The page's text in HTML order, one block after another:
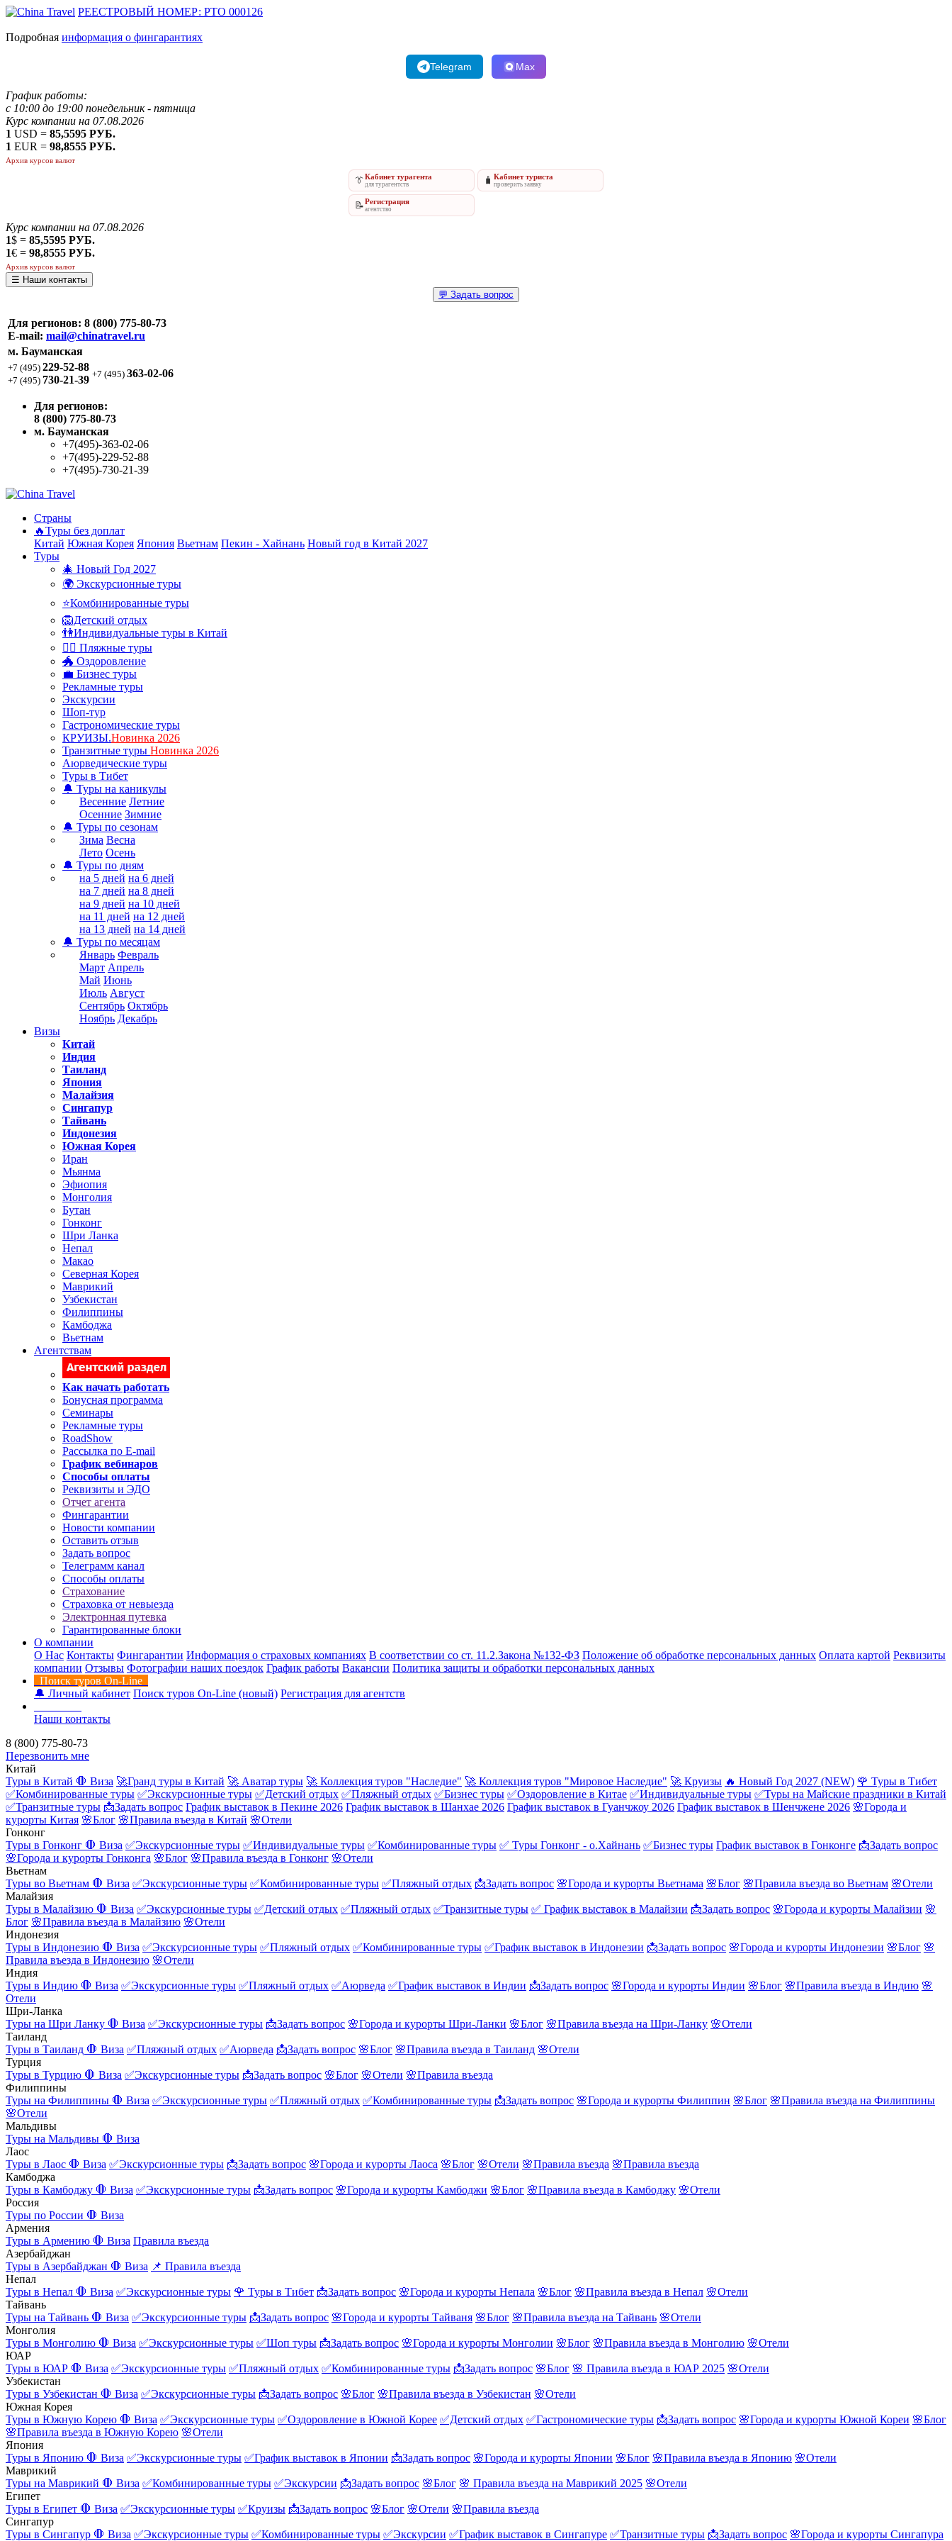
РЕЕСТРОВЫЙ НОМЕР: РТО 000126
Подробная информация о фингарантиях
Telegram Max
График работы:
с 10:00 до 19:00 понедельник - пятница
Курс компании на 07.08.2026
1 USD = 85,5595 РУБ.
1 EUR = 98,8555 РУБ.
Архив курсов валют
👔Кабинет турагента
для турагентств 🧳 Кабинет туриста
проверить заявку
📝Регистрация
агентство
Курс компании на 07.08.2026
1$ = 85,5595 РУБ.
1€ = 98,8555 РУБ.
Архив курсов валют
☰ Наши контакты
💬 Задать вопрос
Для регионов: 8 (800) 775-80-73
E-mail: mail@chinatravel.ru
м. Бауманская
+7 (495) 229-52-88
+7 (495) 730-21-39 +7 (495) 363-02-06
Для регионов:
8 (800) 775-80-73
м. Бауманская
+7(495)-363-02-06
+7(495)-229-52-88
+7(495)-730-21-39
Страны
🔥Туры без доплат
Китай Южная Корея Япония Вьетнам Пекин - Хайнань Новый год в Китай 2027
Туры
🎄 Новый Год 2027
🌍 Экскурсионные туры
⭐Комбинированные туры
🦁Детский отдых
👫Индивидуальные туры в Китай
🏊‍♂ Пляжные туры
🐲 Оздоровление
💼 Бизнес туры
Рекламные туры
Экскурсии
Шоп-тур
Гастрономические туры
КРУИЗЫ.Новинка 2026
Транзитные туры Новинка 2026
Аюрведические туры
Туры в Тибет
🔔 Туры на каникулы
Весенние Летние
Осенние Зимние
🔔 Туры по сезонам
Зима Весна
Лето Осень
🔔 Туры по дням
на 5 дней на 6 дней
на 7 дней на 8 дней
на 9 дней на 10 дней
на 11 дней на 12 дней
на 13 дней на 14 дней
🔔 Туры по месяцам
Январь Февраль
Март Апрель
Май Июнь
Июль Август
Сентябрь Октябрь
Ноябрь Декабрь
Визы
Китай
Индия
Таиланд
Япония
Малайзия
Сингапур
Тайвань
Индонезия
Южная Корея
Иран
Мьянма
Эфиопия
Монголия
Бутан
Гонконг
Шри Ланка
Непал
Макао
Северная Корея
Маврикий
Узбекистан
Филиппины
Камбоджа
Вьетнам
Агентствам
Как начать работать
Бонусная программа
Семинары
Рекламные туры
RoadShow
Рассылка по E-mail
График вебинаров
Способы оплаты
Реквизиты и ЭДО
Отчет агента
Фингарантии
Новости компании
Оставить отзыв
Задать вопрос
Телеграмм канал
Способы оплаты
Страхование
Страховка от невыезда
Электронная путевка
Гарантированные блоки
О компании
О Нас Контакты Фингарантии Информация о страховых компаниях В соответствии со ст. 11.2.Закона №132-ФЗ Положение об обработке персональных данных Оплата картой Реквизиты
компании Отзывы Фотографии наших поездок График работы Вакансии Политика защиты и обработки персональных данных
Поиск туров On-Line
🔔 Личный кабинет Поиск туров On-Line (новый) Регистрация для агентств
Наши контакты
8 (800) 775-80-73
Перезвонить мне
Китай
Туры в Китай 🛑 Виза 🚀Гранд туры в Китай 🚀 Аватар туры 🚀 Коллекция туров "Наследие" 🚀 Коллекция туров "Мировое Наследие" 🚀 Круизы 🔥 Новый Год 2027 (NEW) 🌹 Туры в Тибет
✅Комбинированные туры ✅Экскурсионные туры ✅Детский отдых ✅Пляжный отдых ✅Бизнес туры ✅Оздоровление в Китае ✅Индивидуальные туры ✅Туры на Майские праздники в Китай
✅Транзитные туры 📩Задать вопрос График выставок в Пекине 2026 График выставок в Шанхае 2026 График выставок в Гуанчжоу 2026 График выставок в Шенчжене 2026 🌸Города и
курорты Китая 🌸Блог 🌸Правила въезда в Китай 🌸Отели
Гонконг
Туры в Гонконг 🛑 Виза ✅Экскурсионные туры ✅Индивидуальные туры ✅Комбинированные туры ✅ Туры Гонконг - о.Хайнань ✅Бизнес туры График выставок в Гонконге 📩Задать вопрос
🌸Города и курорты Гонконга 🌸Блог 🌸Правила въезда в Гонконг 🌸Отели
Вьетнам
Туры во Вьетнам 🛑 Виза ✅Экскурсионные туры ✅Комбинированные туры ✅Пляжный отдых 📩Задать вопрос 🌸Города и курорты Вьетнама 🌸Блог 🌸Правила въезда во Вьетнам 🌸Отели
Малайзия
Туры в Малайзию 🛑 Виза ✅Экскурсионные туры ✅Детский отдых ✅Пляжный отдых ✅Транзитные туры ✅ График выставок в Малайзии 📩Задать вопрос 🌸Города и курорты Малайзии 🌸
Блог 🌸Правила въезда в Малайзию 🌸Отели
Индонезия
Туры в Индонезию 🛑 Виза ✅Экскурсионные туры ✅Пляжный отдых ✅Комбинированные туры ✅График выставок в Индонезии 📩Задать вопрос 🌸Города и курорты Индонезии 🌸Блог 🌸
Правила въезда в Индонезию 🌸Отели
Индия
Туры в Индию 🛑 Виза ✅Экскурсионные туры ✅Пляжный отдых ✅Аюрведа ✅График выставок в Индии 📩Задать вопрос 🌸Города и курорты Индии 🌸Блог 🌸Правила въезда в Индию 🌸
Отели
Шри-Ланка
Туры на Шри Ланку 🛑 Виза ✅Экскурсионные туры 📩Задать вопрос 🌸Города и курорты Шри-Ланки 🌸Блог 🌸Правила въезда на Шри-Ланку 🌸Отели
Таиланд
Туры в Таиланд 🛑 Виза ✅Пляжный отдых ✅Аюрведа 📩Задать вопрос 🌸Блог 🌸Правила въезда в Таиланд 🌸Отели
Турция
Туры в Турцию 🛑 Виза ✅Экскурсионные туры 📩Задать вопрос 🌸Блог 🌸Отели 🌸Правила въезда
Филиппины
Туры на Филиппины 🛑 Виза ✅Экскурсионные туры ✅Пляжный отдых ✅Комбинированные туры 📩Задать вопрос 🌸Города и курорты Филиппин 🌸Блог 🌸Правила въезда на Филиппины
🌸Отели
Мальдивы
Туры на Мальдивы 🛑 Виза
Лаос
Туры в Лаос 🛑 Виза ✅Экскурсионные туры 📩Задать вопрос 🌸Города и курорты Лаоса 🌸Блог 🌸Отели 🌸Правила въезда 🌸Правила въезда
Камбоджа
Туры в Камбоджу 🛑 Виза ✅Экскурсионные туры 📩Задать вопрос 🌸Города и курорты Камбоджи 🌸Блог 🌸Правила въезда в Камбоджу 🌸Отели
Россия
Туры по России 🛑 Виза
Армения
Туры в Армению 🛑 Виза Правила въезда
Азербайджан
Туры в Азербайджан 🛑 Виза 📌 Правила въезда
Непал
Туры в Непал 🛑 Виза ✅Экскурсионные туры 🌹 Туры в Тибет 📩Задать вопрос 🌸Города и курорты Непала 🌸Блог 🌸Правила въезда в Непал 🌸Отели
Тайвань
Туры на Тайвань 🛑 Виза ✅Экскурсионные туры 📩Задать вопрос 🌸Города и курорты Тайваня 🌸Блог 🌸Правила въезда на Тайвань 🌸Отели
Монголия
Туры в Монголию 🛑 Виза ✅Экскурсионные туры ✅Шоп туры 📩Задать вопрос 🌸Города и курорты Монголии 🌸Блог 🌸Правила въезда в Монголию 🌸Отели
ЮАР
Туры в ЮАР 🛑 Виза ✅Экскурсионные туры ✅Пляжный отдых ✅Комбинированные туры 📩Задать вопрос 🌸Блог 🌸 Правила въезда в ЮАР 2025 🌸Отели
Узбекистан
Туры в Узбекистан 🛑 Виза ✅Экскурсионные туры 📩Задать вопрос 🌸Блог 🌸Правила въезда в Узбекистан 🌸Отели
Южная Корея
Туры в Южную Корею 🛑 Виза ✅Экскурсионные туры ✅Оздоровление в Южной Корее ✅Детский отдых ✅Гастрономические туры 📩Задать вопрос 🌸Города и курорты Южной Кореи 🌸Блог
🌸Правила въезда в Южную Корею 🌸Отели
Япония
Туры в Японию 🛑 Виза ✅Экскурсионные туры ✅График выставок в Японии 📩Задать вопрос 🌸Города и курорты Японии 🌸Блог 🌸Правила въезда в Японию 🌸Отели
Маврикий
Туры на Маврикий 🛑 Виза ✅Комбинированные туры ✅Экскурсии 📩Задать вопрос 🌸Блог 🌸 Правила въезда на Маврикий 2025 🌸Отели
Египет
Туры в Египет 🛑 Виза ✅Экскурсионные туры ✅Круизы 📩Задать вопрос 🌸Блог 🌸Отели 🌸Правила въезда
Сингапур
Туры в Сингапур 🛑 Виза ✅Экскурсионные туры ✅Комбинированные туры ✅Экскурсии ✅График выставок в Сингапуре ✅Транзитные туры 📩Задать вопрос 🌸Города и курорты Сингапура